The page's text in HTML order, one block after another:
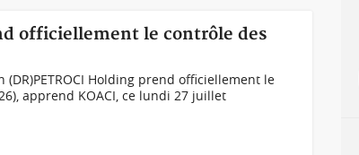
officiellement le contrôle des
Holding prend officiellement le
apprend KOACI, ce lundi 27 juillet